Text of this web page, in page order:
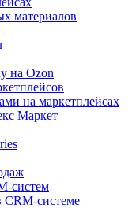
материалов
на Ozon
на маркетплейсах
Маркет
систем
CRM-системе